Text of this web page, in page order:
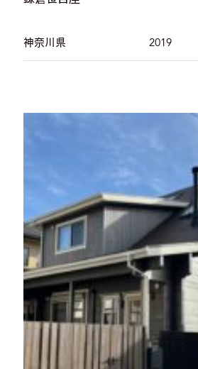
神奈川県 2019